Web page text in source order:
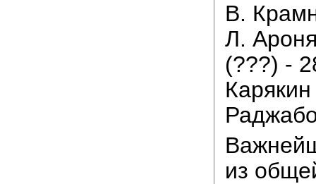
В.
Л.
(???) -
из